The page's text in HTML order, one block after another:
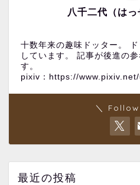
八千二代（はっ
十数年来の趣味ドッター。
しています。 記事が後進の
す。
pixiv：https://
＼
最近の投稿